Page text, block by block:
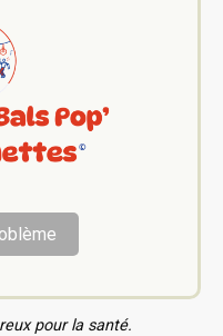
pour la santé.